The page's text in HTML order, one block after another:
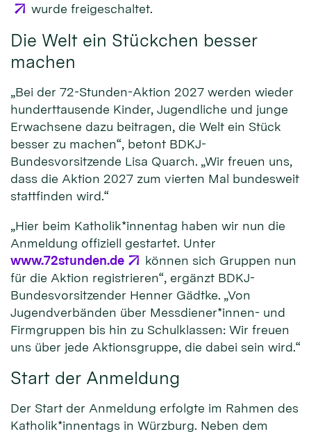
wurde freigeschaltet.
Die Welt ein Stückchen besser
machen
„Bei der 72-Stunden-Aktion 2027 werden wieder
hunderttausende Kinder, Jugendliche und junge
Erwachsene dazu beitragen, die Welt ein Stück
besser zu machen“, betont BDKJ-
Bundesvorsitzende Lisa Quarch. „Wir freuen uns,
dass die Aktion 2027 zum vierten Mal bundesweit
stattfinden wird.“
„Hier beim Katholik*innentag haben wir nun die
Anmeldung offiziell gestartet. Unter
www.72stunden.de
können sich Gruppen nun
für die Aktion registrieren“, ergänzt BDKJ-
Bundesvorsitzender Henner Gädtke. „Von
Jugendverbänden über Messdiener*innen- und
Firmgruppen bis hin zu Schulklassen: Wir freuen
uns über jede Aktionsgruppe, die dabei sein wird.“
Start der Anmeldung
Der Start der Anmeldung erfolgte im Rahmen des
Katholik*innentags in Würzburg. Neben dem